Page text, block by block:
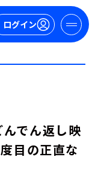
ログイン
でん返し映
目の正直な